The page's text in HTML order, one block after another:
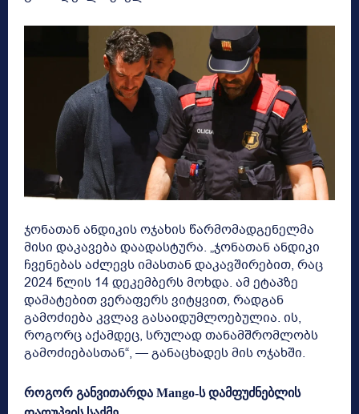
ჯონათან ანდიკის ოჯახის წარმომადგენელმა
მისი დაკავება დაადასტურა. „ჯონათან ანდიკი
ჩვენებას აძლევს იმასთან დაკავშირებით, რაც
2024 წლის 14 დეკემბერს მოხდა. ამ ეტაპზე
დამატებით ვერაფერს ვიტყვით, რადგან
გამოძიება კვლავ გასაიდუმლოებულია. ის,
როგორც აქამდეც, სრულად თანამშრომლობს
გამოძიებასთან“, — განაცხადეს მის ოჯახში.
როგორ განვითარდა Mango-ს დამფუძნებლის